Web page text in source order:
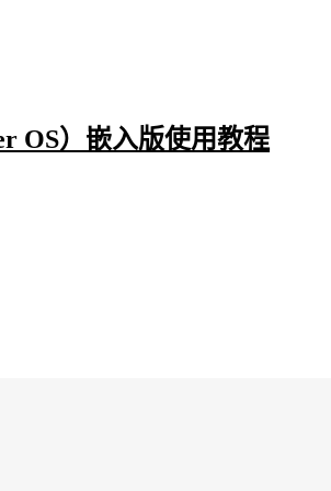
OS）嵌入版使用教程